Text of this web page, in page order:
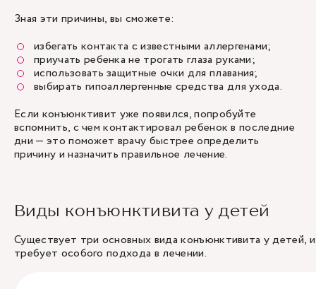
Зная эти причины, вы сможете:
избегать контакта с известными аллергенами;
приучать ребенка не трогать глаза руками;
использовать защитные очки для плавания;
выбирать гипоаллергенные средства для ухода.
Если конъюнктивит уже появился, попробуйте
вспомнить, с чем контактировал ребенок в последние
дни — это поможет врачу быстрее определить
причину и назначить правильное лечение.
Виды конъюнктивита у детей
Существует три основных вида конъюнктивита у детей,
требует особого подхода в лечении.